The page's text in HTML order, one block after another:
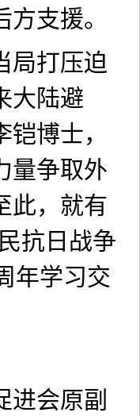
支援。
局打压迫
大陆避
博士，
量争取外
此，就有
抗日战争
年学习交
进会原副